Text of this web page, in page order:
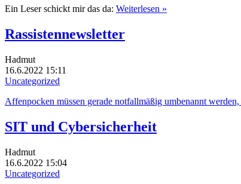
Ein Leser schickt mir das da: Weiterlesen »
Rassistennewsletter
Hadmut
16.6.2022 15:11
Uncategorized
Affenpocken müssen gerade notfallmäßig umbenannt werden,
SIT und Cybersicherheit
Hadmut
16.6.2022 15:04
Uncategorized